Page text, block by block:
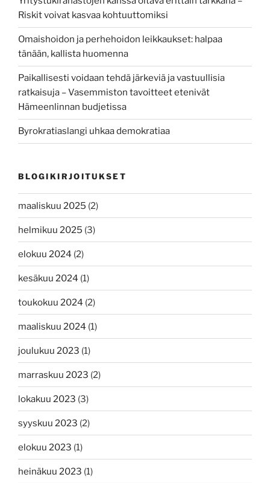
Riskit voivat kasvaa kohtuuttomiksi
Omaishoidon ja perhehoidon leikkaukset: halpaa
tänään, kallista huomenna
Paikallisesti voidaan tehdä järkeviä ja vastuullisia
ratkaisuja – Vasemmiston tavoitteet etenivät
Hämeenlinnan budjetissa
Byrokratiaslangi uhkaa demokratiaa
BLOGIKIRJOITUKSET
maaliskuu 2025 (2)
helmikuu 2025 (3)
elokuu 2024 (2)
kesäkuu 2024 (1)
toukokuu 2024 (2)
maaliskuu 2024 (1)
joulukuu 2023 (1)
marraskuu 2023 (2)
lokakuu 2023 (3)
syyskuu 2023 (2)
elokuu 2023 (1)
heinäkuu 2023 (1)